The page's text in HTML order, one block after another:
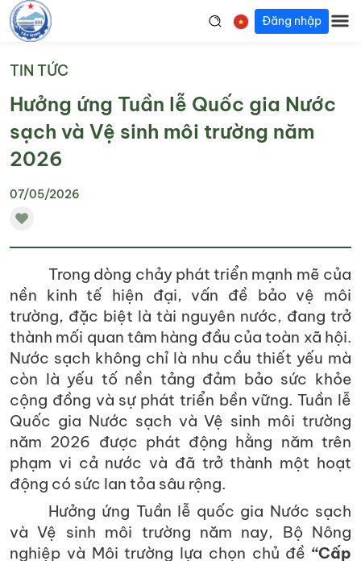
Đăng nhập
TIN TỨC
Hưởng ứng Tuần lễ Quốc gia Nước
sạch và Vệ sinh môi trường năm
2026
07/05/2026
Trong dòng chảy phát triển mạnh mẽ của
nền kinh tế hiện đại, vấn đề bảo vệ môi
trường, đặc biệt là tài nguyên nước, đang trở
thành mối quan tâm hàng đầu của toàn xã hội.
Nước sạch không chỉ là nhu cầu thiết yếu mà
còn là yếu tố nền tảng đảm bảo sức khỏe
cộng đồng và sự phát triển bền vững. Tuần lễ
Quốc gia Nước sạch và Vệ sinh môi trường
năm 2026 được phát động hằng năm trên
phạm vi cả nước và đã trở thành một hoạt
động có sức lan tỏa sâu rộng.
Hưởng ứng Tuần lễ quốc gia Nước sạch
và Vệ sinh môi trường năm nay, Bộ Nông
nghiệp và Môi trường lựa chọn chủ đề “Cấp